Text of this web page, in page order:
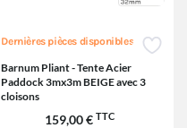
Dernières pièces disponibles
Barnum Pliant - Tente Acier
Paddock 3mx3m BEIGE avec 3
cloisons
159,00 € TTC